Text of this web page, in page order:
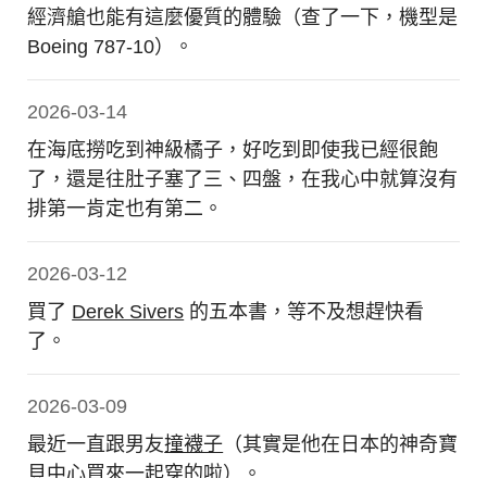
經濟艙也能有這麼優質的體驗（查了一下，機型是
Boeing 787-10）。
2026-03-14
在海底撈吃到神級橘子，好吃到即使我已經很飽
了，還是往肚子塞了三、四盤，在我心中就算沒有
排第一肯定也有第二。
2026-03-12
買了 Derek Sivers 的五本書，等不及想趕快看
了。
2026-03-09
最近一直跟男友撞襪子 （其實是他在日本的神奇寶
貝中心買來一起穿的啦）。